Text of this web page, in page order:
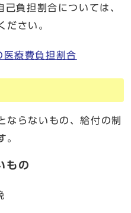
負担割合については、
ださい。
療費負担割合
ならないもの、給付の制
。
もの